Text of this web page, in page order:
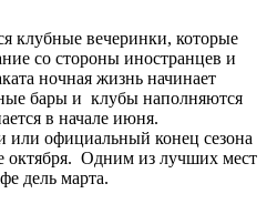
клубные вечеринки, которые
со стороны иностранцев и
ночная жизнь начинает
бары и клубы наполняются
в начале июня.
или официальный конец сезона
октября. Одним из лучших мест
дель марта.